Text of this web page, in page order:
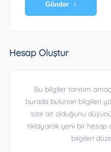
Gönder
Hesap Oluştur
Bu bilgiler tanıtım
burada bulunan bilgileri
size ait olduğunu
tıklayarak yeni bir hesap
bilgileri